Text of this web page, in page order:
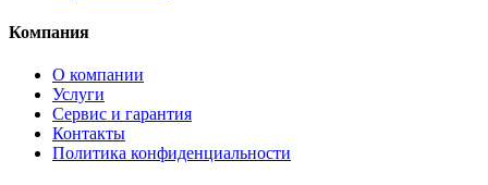
Компания
О компании
Услуги
Сервис и гарантия
Контакты
Политика конфиденциальности